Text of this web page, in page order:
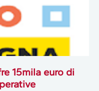
15mila euro di